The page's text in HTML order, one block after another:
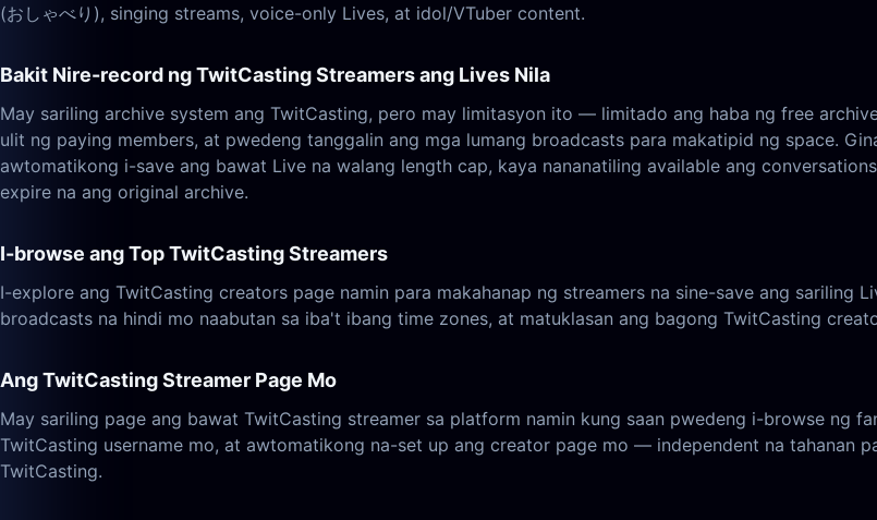
(おしゃべり), singing streams, voice-only Lives, at idol/VTuber content.
Bakit Nire-record ng TwitCasting Streamers ang Lives Nila
May sariling archive system ang TwitCasting, pero may limitasyon ito — limitado ang haba ng free
ulit ng paying members, at pwedeng tanggalin ang mga lumang broadcasts para makatipid ng space.
awtomatikong i-save ang bawat Live na walang length cap, kaya nananatiling available ang
expire na ang original archive.
I-browse ang Top TwitCasting Streamers
I-explore ang TwitCasting creators page namin para makahanap ng streamers na sine-save ang sariling
broadcasts na hindi mo naabutan sa iba't ibang time zones, at matuklasan ang bagong TwitCasting
Ang TwitCasting Streamer Page Mo
May sariling page ang bawat TwitCasting streamer sa platform namin kung saan pwedeng i-browse ng
TwitCasting username mo, at awtomatikong na-set up ang creator page mo — independent na tahanan
TwitCasting.